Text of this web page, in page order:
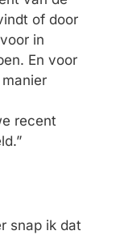
of door
in
En voor
recent
snap ik dat